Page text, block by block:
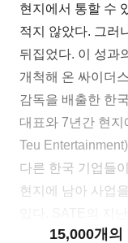
현지에서 통할 수
적지 않았다. 그러
뒤집었다. 이 성과
개척해 온 싸이더
감독을 배출한 한
대표와 7년간 현
Teu
다른 한국 기업들
현지에 남아 사업
15,000개의